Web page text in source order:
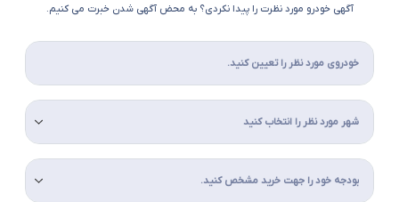
آگهی خودرو مورد نظرت را پیدا نکردی؟ به محض آگهی شدن خبرت می کنیم.